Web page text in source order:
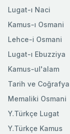
Lugat-ı Naci
Kamus-ı Osmani
Lehce-i Osmani
Lugat-ı Ebuzziya
Kamus-ul'alam
Tarih ve Coğrafya
Memaliki Osmani
Y.Türkçe Lugat
Y.Türkçe Kamus